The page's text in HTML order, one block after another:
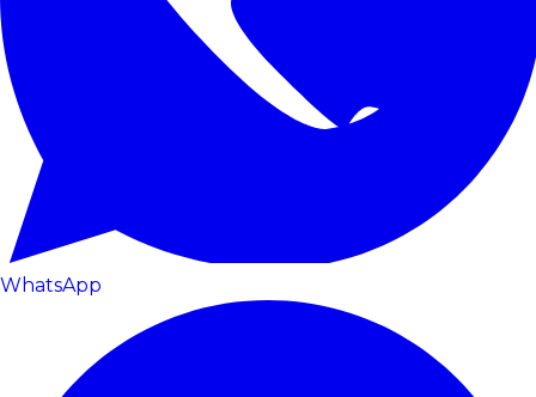
WhatsApp